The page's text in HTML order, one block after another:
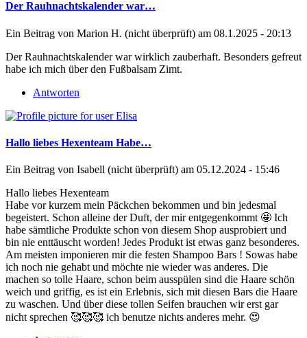
Der Rauhnachtskalender war…
Ein Beitrag von Marion H. (nicht überprüft) am 08.1.2025 - 20:13
Der Rauhnachtskalender war wirklich zauberhaft. Besonders gefreut
habe ich mich über den Fußbalsam Zimt.
Antworten
Hallo liebes Hexenteam Habe…
Ein Beitrag von Isabell (nicht überprüft) am 05.12.2024 - 15:46
Hallo liebes Hexenteam
Habe vor kurzem mein Päckchen bekommen und bin jedesmal
begeistert. Schon alleine der Duft, der mir entgegenkommt 🤩 Ich
habe sämtliche Produkte schon von diesem Shop ausprobiert und
bin nie enttäuscht worden! Jedes Produkt ist etwas ganz besonderes.
Am meisten imponieren mir die festen Shampoo Bars ! Sowas habe
ich noch nie gehabt und möchte nie wieder was anderes. Die
machen so tolle Haare, schon beim ausspülen sind die Haare schön
weich und griffig, es ist ein Erlebnis, sich mit diesen Bars die Haare
zu waschen. Und über diese tollen Seifen brauchen wir erst gar
nicht sprechen 🥰🥰🥰 ich benutze nichts anderes mehr. 😍